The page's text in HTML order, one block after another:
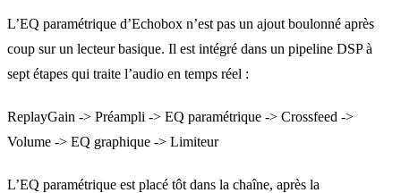
L’EQ paramétrique d’Echobox n’est pas un ajout boulonné après
coup sur un lecteur basique. Il est intégré dans un pipeline DSP à
sept étapes qui traite l’audio en temps réel :
ReplayGain -> Préampli -> EQ paramétrique -> Crossfeed ->
Volume -> EQ graphique -> Limiteur
L’EQ paramétrique est placé tôt dans la chaîne, après la